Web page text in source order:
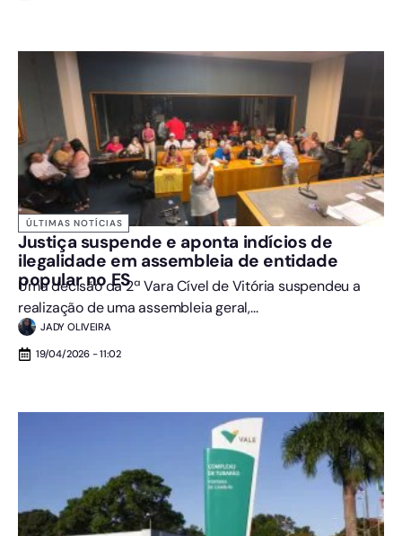
ÚLTIMAS NOTÍCIAS
Justiça suspende e aponta indícios de
ilegalidade em assembleia de entidade
popular no ES
Uma decisão da 2ª Vara Cível de Vitória suspendeu a
realização de uma assembleia geral,...
JADY OLIVEIRA
19/04/2026 - 11:02